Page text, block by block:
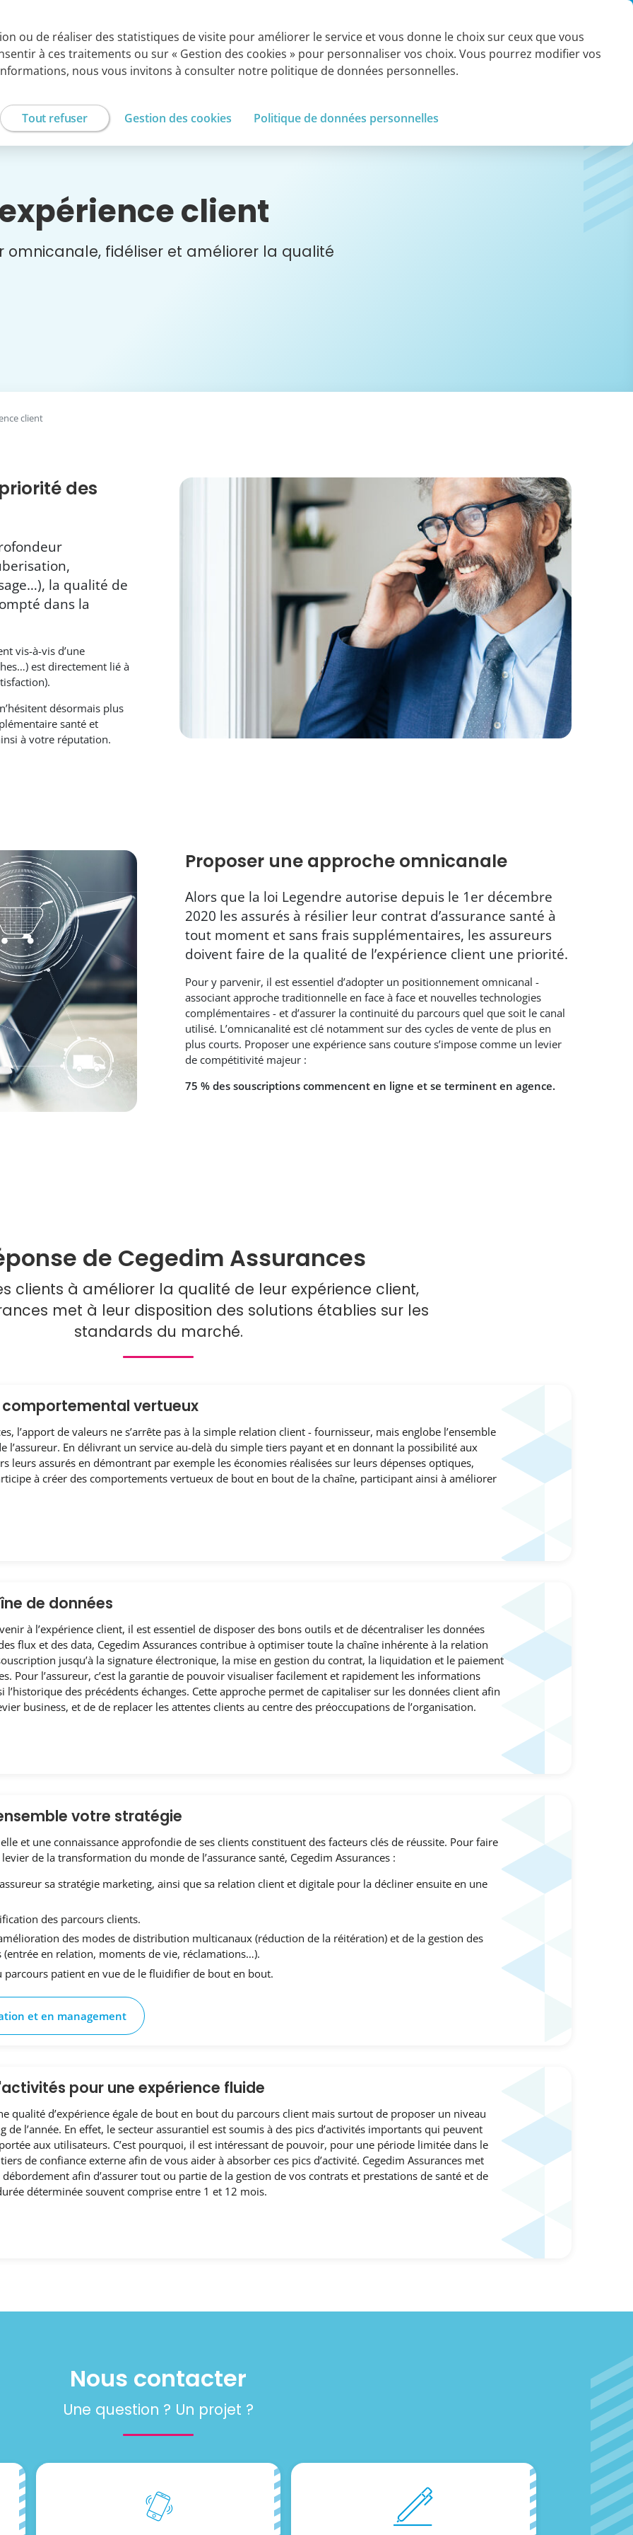
Externalisation de
services Métiers
Services experts
à la carte
Solutions SaaS
Références et
société
Tendances et
client
omnicanale, fidéliser et améliorer la qualité
client
des
la qualité de
dans la
vis-à-vis d’une
est directement lié à
désormais plus
santé et
à votre réputation.
Proposer une approche omnicanale
Alors que la loi Legendre autorise depuis le 1er décembre
2020 les assurés à résilier leur contrat d’assurance santé à
tout moment et sans frais supplémentaires, les assureurs
doivent faire de la qualité de l’expérience client une priorité.
Pour y parvenir, il est essentiel d’adopter un positionnement omnicanal -
associant approche traditionnelle en face à face et nouvelles technologies
complémentaires - et d’assurer la continuité du parcours quel que soit le canal
utilisé. L’omnicanalité est clé notamment sur des cycles de vente de plus en
plus courts. Proposer une expérience sans couture s’impose comme un levier
de compétitivité majeur :
75 % des souscriptions commencent en ligne et se terminent en agence.
de Cegedim Assurances
clients à améliorer la qualité de leur expérience client,
met à leur disposition des solutions établies sur les
standards du marché.
comportemental vertueux
l’apport de valeurs ne s’arrête pas à la simple relation client - fournisseur, mais englobe l’ensemble
l’assureur. En délivrant un service au-delà du simple tiers payant et en donnant la possibilité aux
leurs assurés en démontrant par exemple les économies réalisées sur leurs dépenses optiques,
à créer des comportements vertueux de bout en bout de la chaîne, participant ainsi à améliorer
de données
à l’expérience client, il est essentiel de disposer des bons outils et de décentraliser les données
flux et des data, Cegedim Assurances contribue à optimiser toute la chaîne inhérente à la relation
jusqu’à la signature électronique, la mise en gestion du contrat, la liquidation et le paiement
Pour l’assureur, c’est la garantie de pouvoir visualiser facilement et rapidement les informations
l’historique des précédents échanges. Cette approche permet de capitaliser sur les données client afin
business, et de de replacer les attentes clients au centre des préoccupations de l’organisation.
votre stratégie
et une connaissance approfondie de ses clients constituent des facteurs clés de réussite. Pour faire
de la transformation du monde de l’assurance santé, Cegedim Assurances :
sa stratégie marketing, ainsi que sa relation client et digitale pour la décliner ensuite en une
des parcours clients.
des modes de distribution multicanaux (réduction de la réitération) et de la gestion des
(entrée en relation, moments de vie, réclamations…).
parcours patient en vue de le fluidifier de bout en bout.
et en management
pour une expérience fluide
qualité d’expérience égale de bout en bout du parcours client mais surtout de proposer un niveau
de l’année. En effet, le secteur assurantiel est soumis à des pics d’activités importants qui peuvent
aux utilisateurs. C’est pourquoi, il est intéressant de pouvoir, pour une période limitée dans le
de confiance externe afin de vous aider à absorber ces pics d’activité. Cegedim Assurances met
afin d’assurer tout ou partie de la gestion de vos contrats et prestations de santé et de
déterminée souvent comprise entre 1 et 12 mois.
Nous contacter
Une question ? Un projet ?
ou de réaliser des statistiques de visite pour améliorer le service et vous donne le choix sur ceux que vous
à ces traitements ou sur « Gestion des cookies » pour personnaliser vos choix. Vous pourrez modifier vos
nous vous invitons à consulter notre politique de données personnelles.
Tout refuser Gestion des cookies Politique de données personnelles